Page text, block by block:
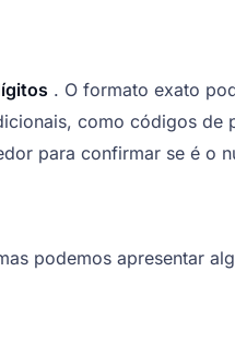
. O formato exato
como códigos de
para confirmar se é o
podemos apresentar